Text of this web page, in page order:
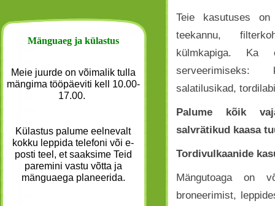
Mänguaeg ja külastus
Meie juurde on võimalik tulla
mängima tööpäeviti kell 10.00-
17.00.
Külastus palume eelnevalt
kokku leppida telefoni või e-
posti teel, et saaksime Teid
paremini vastu võtta ja
mänguaega planeerida.
Teie kasutuses
teekannu,
külmkapiga. Ka
salatilusikad,
Palume kõik
salvrätikud kaasa
Tordivulkaanide
Mängutoaga on
broneerimist,